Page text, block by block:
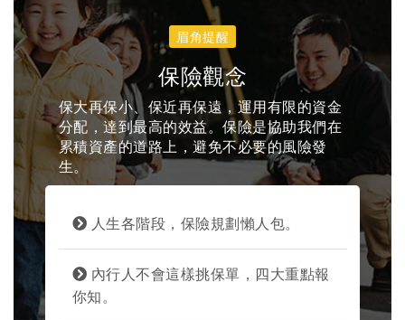
搜尋
眉角提醒
保險觀念
保大再保小、保近再保遠，運用有限的資金
分配，達到最高的效益。保險是協助我們在
累積資產的道路上，避免不必要的風險發
生。
人生各階段，保險規劃懶人包。
內行人不會這樣挑保單，四大重點報
你知。